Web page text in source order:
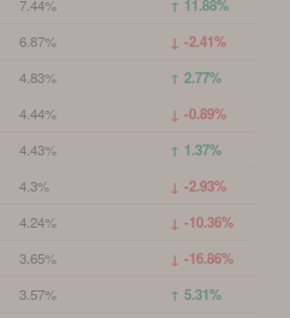
7.44% ↑ 11.88%
6.87% ↓ -2.41%
4.83% ↑ 2.77%
4.44% ↓ -0.89%
4.43% ↑ 1.37%
4.3% ↓ -2.93%
4.24% ↓ -10.36%
3.65% ↓ -16.86%
3.57% ↑ 5.31%